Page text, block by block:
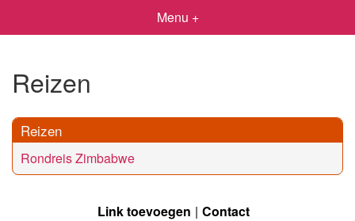
Menu +
Reizen
Reizen
Rondreis Zimbabwe
Link toevoegen Contact